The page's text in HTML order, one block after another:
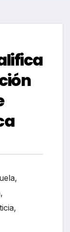
,
,
,